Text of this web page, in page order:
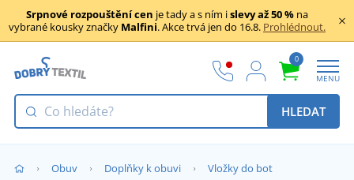
Srpnové rozpouštění cen je tady a s ním islevy až 50 % na
vybrané kousky značky Malfini. Akce trvá jen do 16.8. Prohlédnout.
0
MENU
HLEDAT
Obuv Doplňky k obuvi Vložky do bot